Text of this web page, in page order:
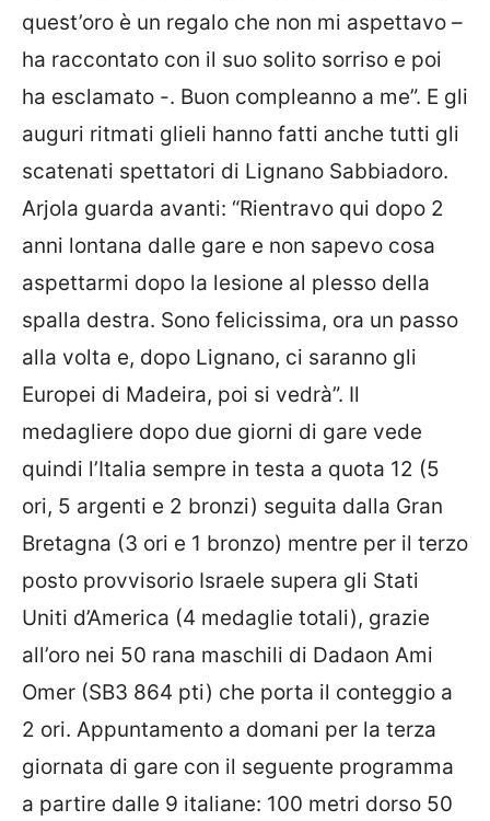
quest’oro è un regalo che non mi aspettavo –
ha raccontato con il suo solito sorriso e poi
ha esclamato -. Buon compleanno a me”. E gli
auguri ritmati glieli hanno fatti anche tutti gli
scatenati spettatori di Lignano Sabbiadoro.
Arjola guarda avanti: “Rientravo qui dopo 2
anni lontana dalle gare e non sapevo cosa
aspettarmi dopo la lesione al plesso della
spalla destra. Sono felicissima, ora un passo
alla volta e, dopo Lignano, ci saranno gli
Europei di Madeira, poi si vedrà”. Il
medagliere dopo due giorni di gare vede
quindi l’Italia sempre in testa a quota 12 (5
ori, 5 argenti e 2 bronzi) seguita dalla Gran
Bretagna (3 ori e 1 bronzo) mentre per il terzo
posto provvisorio Israele supera gli Stati
Uniti d’America (4 medaglie totali), grazie
all’oro nei 50 rana maschili di Dadaon Ami
Omer (SB3 864 pti) che porta il conteggio a
2 ori. Appuntamento a domani per la terza
giornata di gare con il seguente programma
a partire dalle 9 italiane: 100 metri dorso 50